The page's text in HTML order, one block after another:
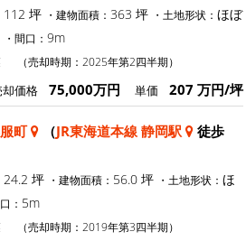
112 坪 ・建物面積： 363 坪 ・土地形状： ほぼ
・間口： 9m
（売却時期：2025年第2四半期）
却価格 75,000万円 単価 207 万円/坪
町 （JR東海道本線 静岡駅
徒歩
24.2 坪 ・建物面積： 56.0 坪 ・土地形状： ほ
： 5m
（売却時期：2019年第3四半期）